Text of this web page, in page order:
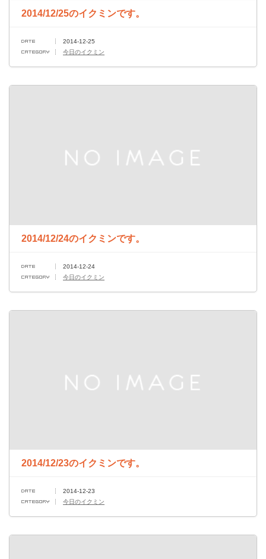
2014/12/25のイクミンです。
2014-12-25
今日のイクミン
2014/12/24のイクミンです。
2014-12-24
今日のイクミン
2014/12/23のイクミンです。
2014-12-23
今日のイクミン